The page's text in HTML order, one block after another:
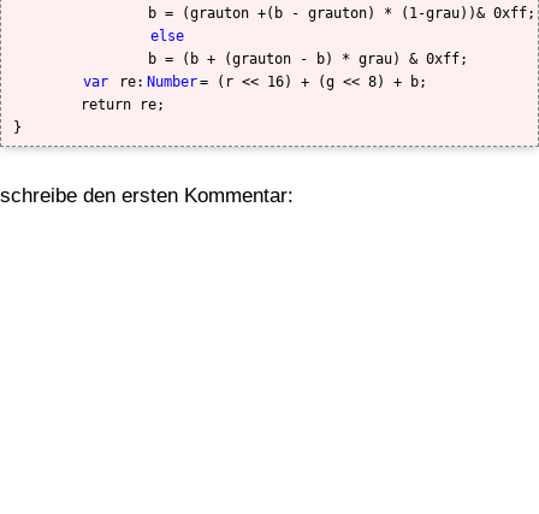
else
var
re: Number= (r << 16) + (g << 8) + b;
schreibe den ersten Kommentar: